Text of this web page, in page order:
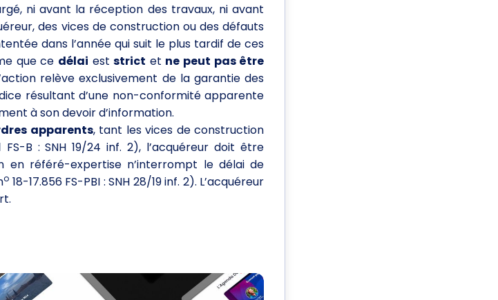
ni avant la réception des travaux, ni avant
des vices de construction ou des défauts
dans l’année qui suit le plus tardif de ces
que ce délai eststrict et ne peut pas être
relève exclusivement de la garantie des
résultant d’une non-conformité apparente
à son devoir d’information.
apparents, tant les vices de construction
FS-B : SNH 19/24 inf. 2), l’acquéreur doit être
en référé-expertise n’interrompt le délai de
o 18-17.856 FS-PBI : SNH 28/19 inf. 2). L’acquéreur